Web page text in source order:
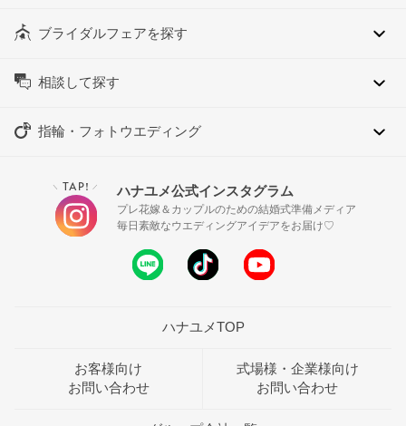
ブライダルフェアを探す
相談して探す
指輪・フォトウエディング
＼ TAP! ／ ハナユメ公式インスタグラム
プレ花嫁＆カップルのための結婚式準備メディア
毎日素敵なウエディングアイデアをお届け♡
ハナユメTOP
お客様向け
お問い合わせ
式場様・企業様向け
お問い合わせ